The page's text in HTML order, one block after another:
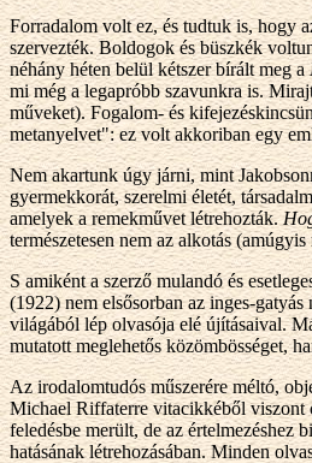
Forradalom volt ez, és tudtuk is, hogy
szervezték. Boldogok és büszkék
néhány héten belül kétszer bírált meg a
mi még a legapróbb szavunkra is.
műveket). Fogalom- és
metanyelvet": ez volt akkoriban egy
Nem akartunk úgy járni, mint
gyermekkorát, szerelmi életét,
amelyek a remekművet létrehozták.
természetesen nem az alkotás
S amiként a szerző mulandó és
(1922) nem elsősorban az inges-
világából lép olvasója elé újításaival.
mutatott meglehetős közömbösséget,
Az irodalomtudós műszerére méltó,
Michael Riffaterre vitacikkéből viszont
feledésbe merült, de az értelmezéshez
hatásának létrehozásában. Minden